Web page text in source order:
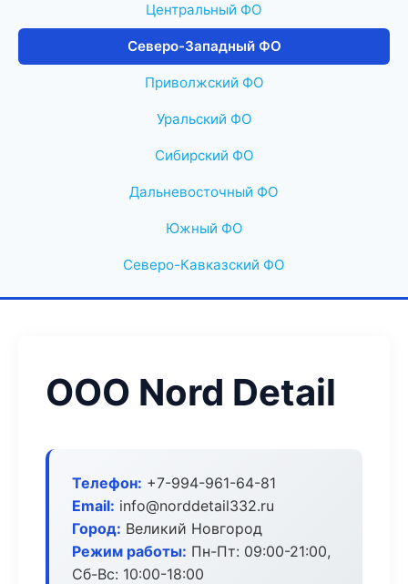
Центральный ФО
Северо-Западный ФО
Приволжский ФО
Уральский ФО
Сибирский ФО
Дальневосточный ФО
Южный ФО
Северо-Кавказский ФО
ООО Nord Detail
Телефон: +7-994-961-64-81
Email: info@norddetail332.ru
Город: Великий Новгород
Режим работы: Пн-Пт: 09:00-21:00,
Сб-Вс: 10:00-18:00